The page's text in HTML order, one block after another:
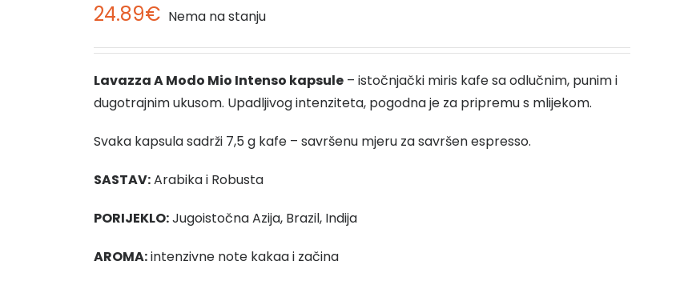
24.89€ Nema na stanju
Lavazza A Modo Mio Intenso kapsule – istočnjački miris kafe sa odlučnim, punim i
dugotrajnim ukusom. Upadljivog intenziteta, pogodna je za pripremu s mlijekom.
Svaka kapsula sadrži 7,5 g kafe – savršenu mjeru za savršen espresso.
SASTAV:Arabika i Robusta
PORIJEKLO:Jugoistočna Azija, Brazil, Indija
AROMA:intenzivne note kakaa i začina